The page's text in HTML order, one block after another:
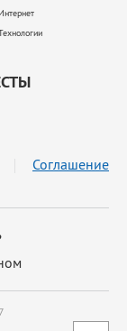
Соглашение